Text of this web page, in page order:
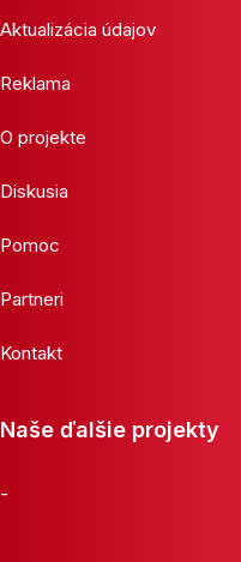
Aktualizácia údajov
Reklama
O projekte
Diskusia
Pomoc
Partneri
Kontakt
Naše ďalšie projekty
-